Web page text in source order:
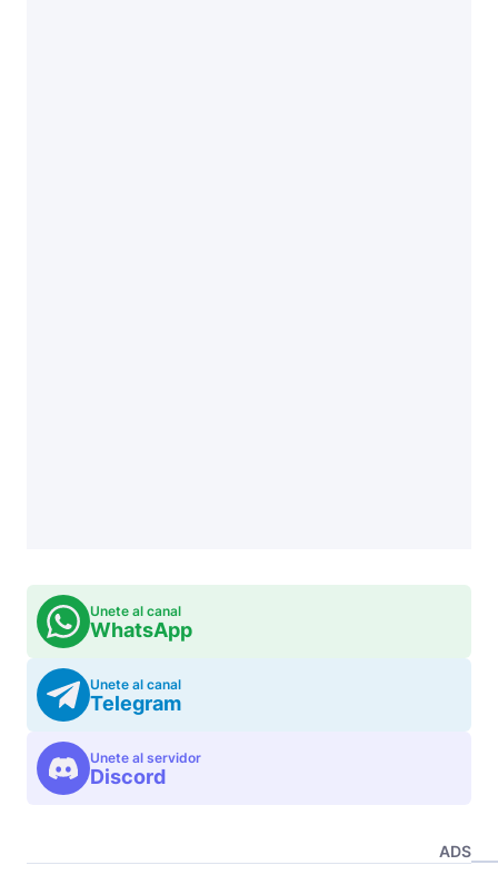
Unete al canal
WhatsApp
Unete al canal
Telegram
Unete al servidor
Discord
ADS